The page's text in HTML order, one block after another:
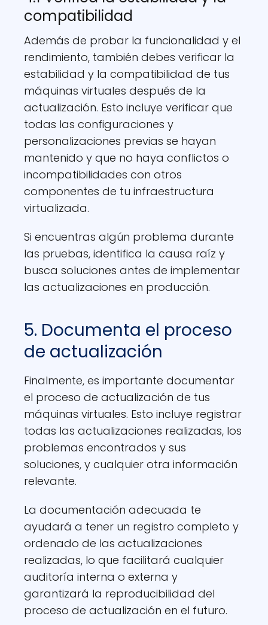
compatibilidad
Además de probar la funcionalidad y el
rendimiento, también debes verificar la
estabilidad y la compatibilidad de tus
máquinas virtuales después de la
actualización. Esto incluye verificar que
todas las configuraciones y
personalizaciones previas se hayan
mantenido y que no haya conflictos o
incompatibilidades con otros
componentes de tu infraestructura
virtualizada.
Si encuentras algún problema durante
las pruebas, identifica la causa raíz y
busca soluciones antes de implementar
las actualizaciones en producción.
5. Documenta el proceso
de actualización
Finalmente, es importante documentar
el proceso de actualización de tus
máquinas virtuales. Esto incluye registrar
todas las actualizaciones realizadas, los
problemas encontrados y sus
soluciones, y cualquier otra información
relevante.
La documentación adecuada te
ayudará a tener un registro completo y
ordenado de las actualizaciones
realizadas, lo que facilitará cualquier
auditoría interna o externa y
garantizará la reproducibilidad del
proceso de actualización en el futuro.